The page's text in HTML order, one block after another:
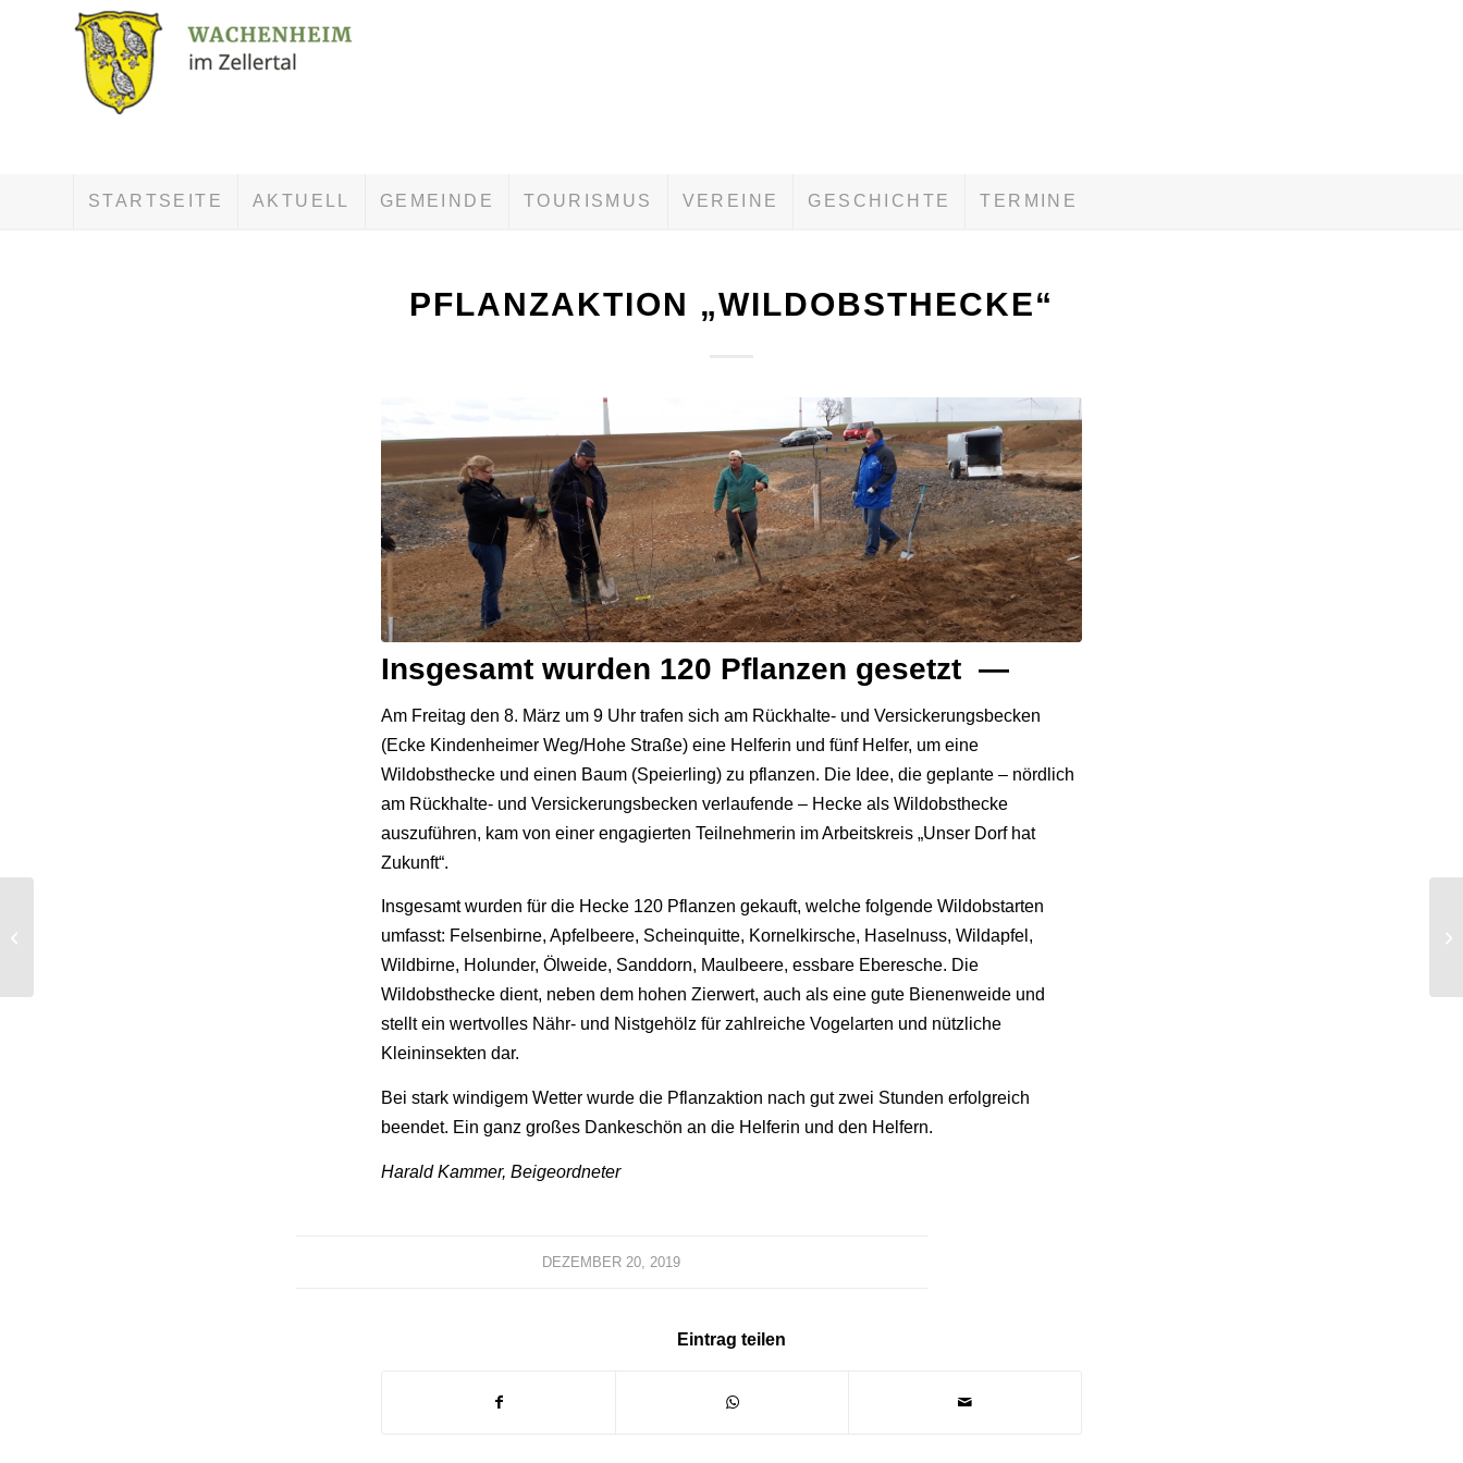
STARTSEITE AKTUELL GEMEINDE TOURISMUS VEREINE GESCHICHTE TERMINE
PFLANZAKTION „WILDOBSTHECKE“
Insgesamt wurden 120 Pflanzen gesetzt —
Am Freitag den 8. März um 9 Uhr trafen sich am Rückhalte- und Versickerungsbecken
(Ecke Kindenheimer Weg/Hohe Straße) eine Helferin und fünf Helfer, um eine
Wildobsthecke und einen Baum (Speierling) zu pflanzen. Die Idee, die geplante – nördlich
am Rückhalte- und Versickerungsbecken verlaufende – Hecke als Wildobsthecke
auszuführen, kam von einer engagierten Teilnehmerin im Arbeitskreis „Unser Dorf hat
Zukunft“.
Insgesamt wurden für die Hecke 120 Pflanzen gekauft, welche folgende Wildobstarten
umfasst: Felsenbirne, Apfelbeere, Scheinquitte, Kornelkirsche, Haselnuss, Wildapfel,
Wildbirne, Holunder, Ölweide, Sanddorn, Maulbeere, essbare Eberesche. Die
Wildobsthecke dient, neben dem hohen Zierwert, auch als eine gute Bienenweide und
stellt ein wertvolles Nähr- und Nistgehölz für zahlreiche Vogelarten und nützliche
Kleininsekten dar.
Bei stark windigem Wetter wurde die Pflanzaktion nach gut zwei Stunden erfolgreich
beendet. Ein ganz großes Dankeschön an die Helferin und den Helfern.
Harald Kammer, Beigeordneter
DEZEMBER 20, 2019
Eintrag teilen